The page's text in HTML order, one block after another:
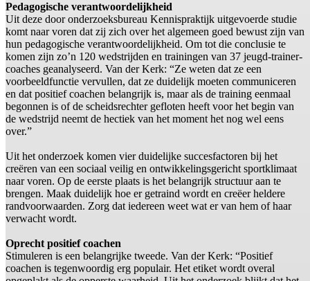
Pedagogische verantwoordelijkheid
Uit deze door onderzoeksbureau Kennispraktijk uitgevoerde studie
komt naar voren dat zij zich over het algemeen goed bewust zijn van
hun pedagogische verantwoordelijkheid. Om tot die conclusie te
komen zijn zo’n 120 wedstrijden en trainingen van 37 jeugd-trainer-
coaches geanalyseerd. Van der Kerk: “Ze weten dat ze een
voorbeeldfunctie vervullen, dat ze duidelijk moeten communiceren
en dat positief coachen belangrijk is, maar als de training eenmaal
begonnen is of de scheidsrechter gefloten heeft voor het begin van
de wedstrijd neemt de hectiek van het moment het nog wel eens
over.”
Uit het onderzoek komen vier duidelijke succesfactoren bij het
creëren van een sociaal veilig en ontwikkelingsgericht sportklimaat
naar voren. Op de eerste plaats is het belangrijk structuur aan te
brengen. Maak duidelijk hoe er getraind wordt en creëer heldere
randvoorwaarden. Zorg dat iedereen weet wat er van hem of haar
verwacht wordt.
Oprecht positief coachen
Stimuleren is een belangrijke tweede. Van der Kerk: “Positief
coachen is tegenwoordig erg populair. Het etiket wordt overal